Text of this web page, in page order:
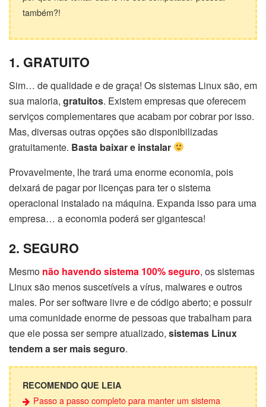
também?!
1. GRATUITO
Sim… de qualidade e de graça! Os sistemas Linux são, em
sua maioria, gratuitos. Existem empresas que oferecem
serviços complementares que acabam por cobrar por isso.
Mas, diversas outras opções são disponibilizadas
gratuitamente. Basta baixar e instalar
Provavelmente, lhe trará uma enorme economia, pois
deixará de pagar por licenças para ter o sistema
operacional instalado na máquina. Expanda isso para uma
empresa… a economia poderá ser gigantesca!
2. SEGURO
Mesmo não havendo sistema 100% seguro, os sistemas
Linux são menos suscetíveis a vírus, malwares e outros
males. Por ser software livre e de código aberto; e possuir
uma comunidade enorme de pessoas que trabalham para
que ele possa ser sempre atualizado, sistemas Linux
tendem a ser mais seguro.
RECOMENDO QUE LEIA
Passo a passo completo para manter um sistema